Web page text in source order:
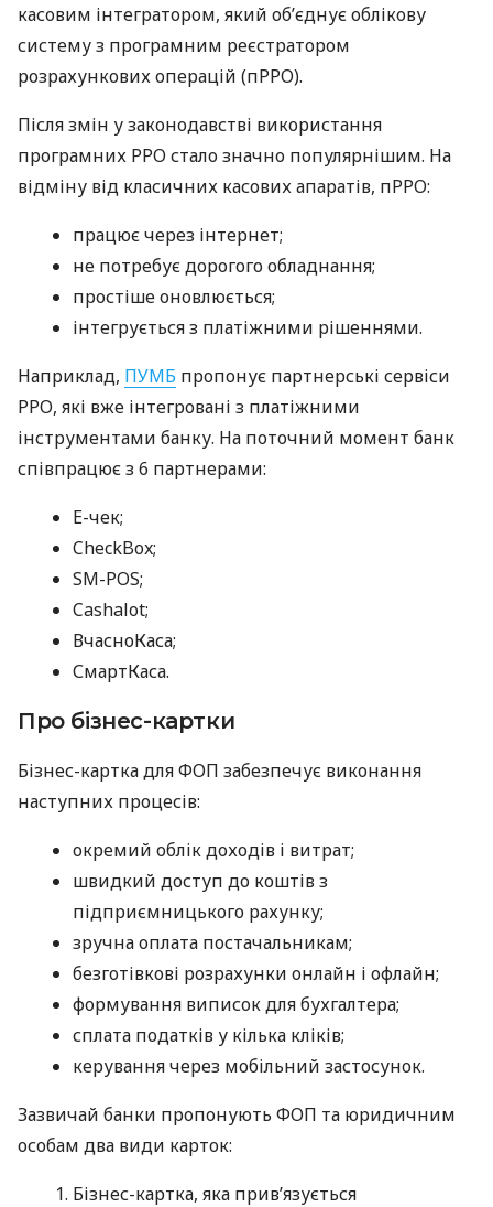
касовим інтегратором, який об’єднує облікову
систему з програмним реєстратором
розрахункових операцій (пРРО).
Після змін у законодавстві використання
програмних РРО стало значно популярнішим. На
відміну від класичних касових апаратів, пРРО:
працює через інтернет;
не потребує дорогого обладнання;
простіше оновлюється;
інтегрується з платіжними рішеннями.
Наприклад, ПУМБ пропонує партнерські сервіси
РРО, які вже інтегровані з платіжними
інструментами банку. На поточний момент банк
співпрацює з 6 партнерами:
E-чек;
CheckBox;
SM-POS;
Cashalot;
ВчасноКаса;
СмартКаса.
Про бізнес-картки
Бізнес-картка для ФОП забезпечує виконання
наступних процесів:
окремий облік доходів і витрат;
швидкий доступ до коштів з
підприємницького рахунку;
зручна оплата постачальникам;
безготівкові розрахунки онлайн і офлайн;
формування виписок для бухгалтера;
сплата податків у кілька кліків;
керування через мобільний застосунок.
Зазвичай банки пропонують ФОП та юридичним
особам два види карток:
Бізнес-картка, яка прив’язується